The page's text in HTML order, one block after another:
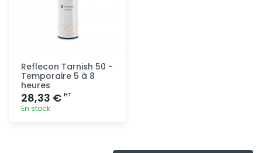
Reflecon Tarnish 50 -
Temporaire 5 à 8
heures
28,33 € HT
En stock